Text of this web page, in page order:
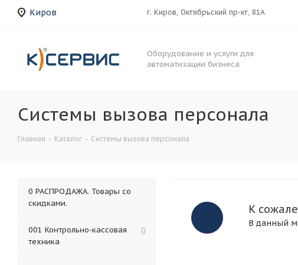
Киров г. Киров, Октябрьский пр-кт, 81А
Оборудование и услуги для
автоматизации бизнеса
Системы вызова персонала
Главная - Каталог - Системы вызова персонала
К
В данный
0 РАСПРОДАЖА. Товары со
скидками.
001 Контрольно-кассовая
техника